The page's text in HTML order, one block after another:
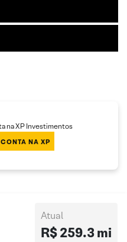
na XP Investimentos
NA XP
Atual
R$ 259.3 mi